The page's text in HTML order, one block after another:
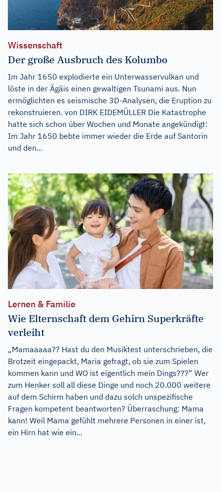
Wissenschaft
Der große Ausbruch des Kolumbo
Im Jahr 1650 explodierte ein Unterwasservulkan und
löste in der Ägäis einen gewaltigen Tsunami aus. Nun
ermöglichten es seismische 3D-Analysen, die Eruption zu
rekonstruieren. von DIRK EIDEMÜLLER Die Katastrophe
hatte sich schon über Wochen und Monate angekündigt:
Im Jahr 1650 bebte immer wieder die Erde auf Santorin
und den...
Lernen & Familie
Wie Elternschaft dem Gehirn Superkräfte
verleiht
„Mamaaaaa?? Hast du den Musiktest unterschrieben, die
Brotzeit eingepackt, Maria gefragt, ob sie zum Spielen
kommen kann und WO ist eigentlich mein Dings???“ Wer
zum Henker soll all diese Dinge und noch 20.000 weitere
auf dem Schirm haben und dazu solch unspezifische
Fragen kompetent beantworten? Überraschung: Mama
kann! Weil Mama gefühlt mehrere Personen in einer ist,
ein Hirn hat wie ein...